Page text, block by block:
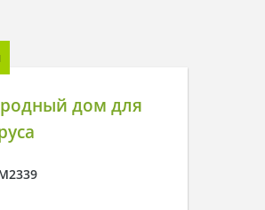
дом для